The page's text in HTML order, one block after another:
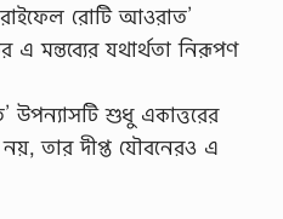
রোটি আওরাত’
এ মন্তব্যের যথার্থতা নিরূপণ
উপন্যাসটি শুধু একাত্তরের
নয়, তার দীপ্ত যৌবনেরও এ